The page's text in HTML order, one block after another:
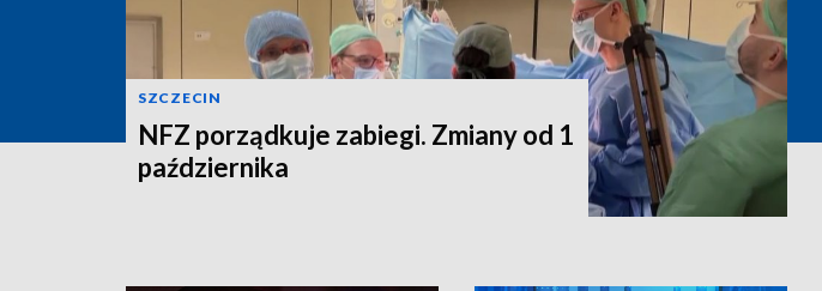
SZCZECIN
NFZ porządkuje zabiegi. Zmiany od 1
października